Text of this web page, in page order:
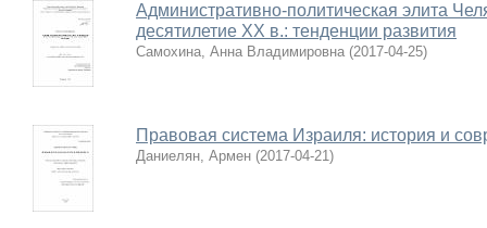
Административно-политическая элита
десятилетие XX в.: тенденции развития
Самохина, Анна Владимировна (2017-04-25)
Правовая система Израиля: история и
Даниелян, Армен (2017-04-21)